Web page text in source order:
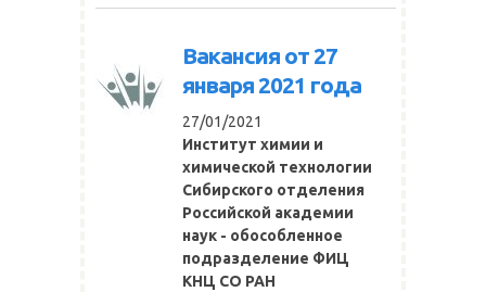
Вакансия от 27
января 2021 года
27/01/2021
Институт химии и
химической технологии
Сибирского отделения
Российской академии
наук - обособленное
подразделение ФИЦ
КНЦ СО РАН